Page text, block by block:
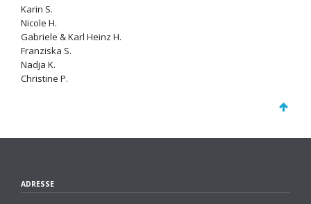
Karin S.
Nicole H.
Gabriele & Karl Heinz H.
Franziska S.
Nadja K.
Christine P.
ADRESSE